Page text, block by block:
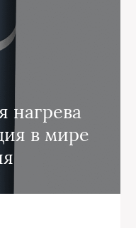
нагрева
в мире